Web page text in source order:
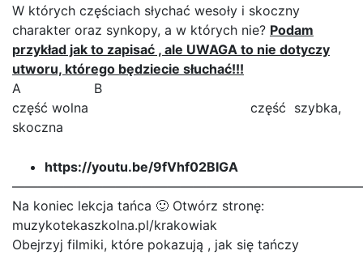
W których częściach słychać wesoły i skoczny
charakter oraz synkopy, a w których nie? Podam
przykład jak to zapisać , ale UWAGA to nie dotyczy
utworu, którego będziecie słuchać!!!
A B
część wolna część szybka,
skoczna
https://youtu.be/9fVhf02BIGA
Na koniec lekcja tańca 🙂 Otwórz stronę:
muzykotekaszkolna.pl/krakowiak
Obejrzyj filmiki, które pokazują , jak się tańczy